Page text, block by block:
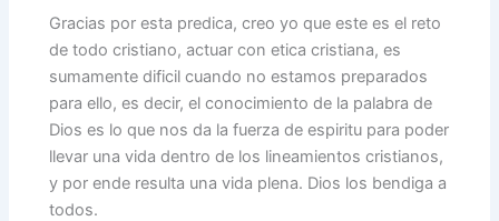
Gracias por esta predica, creo yo que este es el reto
de todo cristiano, actuar con etica cristiana, es
sumamente dificil cuando no estamos preparados
para ello, es decir, el conocimiento de la palabra de
Dios es lo que nos da la fuerza de espiritu para poder
llevar una vida dentro de los lineamientos cristianos,
y por ende resulta una vida plena. Dios los bendiga a
todos.